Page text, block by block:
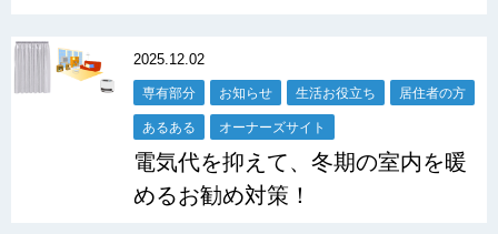
2025.12.02
専有部分 お知らせ 生活お役立ち 居住者の方
あるある オーナーズサイト
電気代を抑えて、冬期の室内を暖
めるお勧め対策！